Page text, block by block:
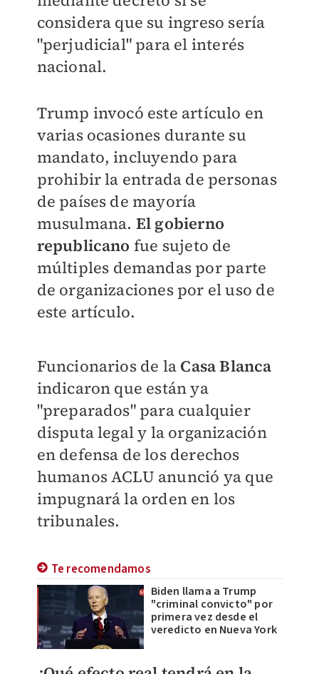
considera que su ingreso sería
"perjudicial" para el interés
nacional.
Trump invocó este artículo en
varias ocasiones durante su
mandato, incluyendo para
prohibir la entrada de personas
de países de mayoría
musulmana. El gobierno
republicano fue sujeto de
múltiples demandas por parte
de organizaciones por el uso de
este artículo.
Funcionarios de la Casa Blanca
indicaron que están ya
"preparados" para cualquier
disputa legal y la organización
en defensa de los derechos
humanos ACLU anunció ya que
impugnará la orden en los
tribunales.
Te recomendamos
Biden llama a Trump
"criminal convicto" por
primera vez desde el
veredicto en Nueva York